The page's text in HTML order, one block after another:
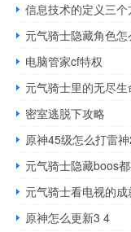
信息技术的定义三个
元气骑士隐藏角色怎
电脑管家cf特权
元气骑士里的无尽
密室逃脱下攻略
原神45级怎么打雷
元气骑士隐藏boos
元气骑士看电视的
原神怎么更新3 4